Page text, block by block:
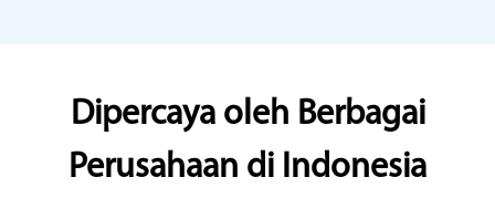
Dipercaya oleh Berbagai
Perusahaan di Indonesia